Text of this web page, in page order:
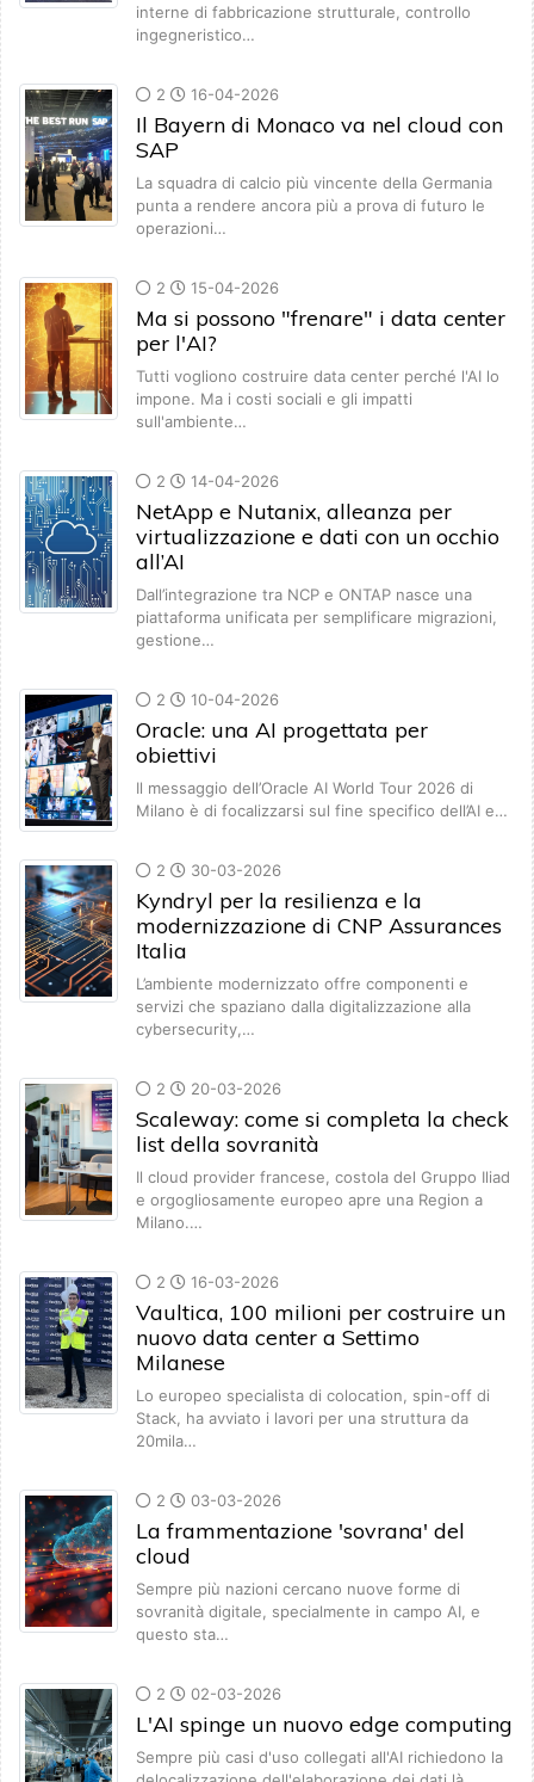
interne di fabbricazione strutturale, controllo
ingegneristico…
2 16-04-2026
Il Bayern di Monaco va nel cloud con
SAP
La squadra di calcio più vincente della Germania
punta a rendere ancora più a prova di futuro le
operazioni…
2 15-04-2026
Ma si possono "frenare" i data center
per l'AI?
Tutti vogliono costruire data center perché l'AI lo
impone. Ma i costi sociali e gli impatti
sull'ambiente…
2 14-04-2026
NetApp e Nutanix, alleanza per
virtualizzazione e dati con un occhio
all’AI
Dall’integrazione tra NCP e ONTAP nasce una
piattaforma unificata per semplificare migrazioni,
gestione…
2 10-04-2026
Oracle: una AI progettata per
obiettivi
Il messaggio dell’Oracle AI World Tour 2026 di
Milano è di focalizzarsi sul fine specifico dell’AI e…
2 30-03-2026
Kyndryl per la resilienza e la
modernizzazione di CNP Assurances
Italia
L’ambiente modernizzato offre componenti e
servizi che spaziano dalla digitalizzazione alla
cybersecurity,…
2 20-03-2026
Scaleway: come si completa la check
list della sovranità
Il cloud provider francese, costola del Gruppo Iliad
e orgogliosamente europeo apre una Region a
Milano.…
2 16-03-2026
Vaultica, 100 milioni per costruire un
nuovo data center a Settimo
Milanese
Lo europeo specialista di colocation, spin-off di
Stack, ha avviato i lavori per una struttura da
20mila…
2 03-03-2026
La frammentazione 'sovrana' del
cloud
Sempre più nazioni cercano nuove forme di
sovranità digitale, specialmente in campo AI, e
questo sta…
2 02-03-2026
L'AI spinge un nuovo edge computing
Sempre più casi d'uso collegati all'AI richiedono la